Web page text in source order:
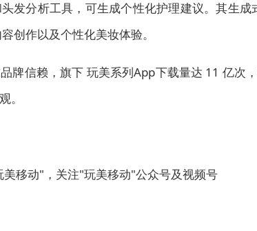
发分析工具，可生成个性化护理建议。其生成
创作以及个性化美妆体验。
牌信赖，旗下 玩美系列App下载量达 11 亿次
。
移动"，关注"玩美移动"公众号及视频号